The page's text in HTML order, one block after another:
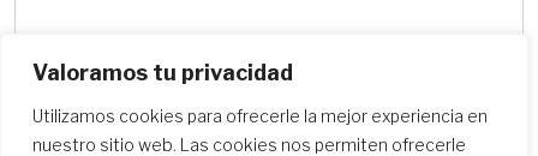
Valoramos tu privacidad
Utilizamos cookies para ofrecerle la mejor experiencia en
nuestro sitio web. Las cookies nos permiten ofrecerle
Buscar centros escolares